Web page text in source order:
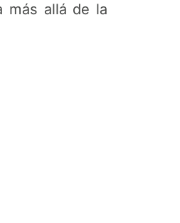
más allá de la